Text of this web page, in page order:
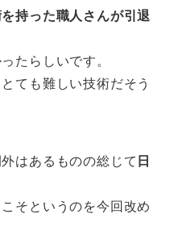
持った職人さんが引退
たらしいです。
ても難しい技術だそう
はあるものの総じて 日
そというのを今回改め